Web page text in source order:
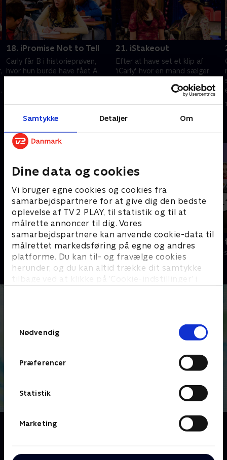
Samtykke Detaljer Om
Dine data og cookies
Vi bruger egne cookies og cookies fra
samarbejdspartnere for at give dig den bedste
oplevelse af TV 2 PLAY, til statistik og til at
målrette annoncer til dig. Vores
samarbejdspartnere kan anvende cookie-data til
målrettet markedsføring på egne og andres
platforme. Du kan til- og fravælge cookies
herunder, og du kan altid trække dit samtykke
tilbage ved at klikke på ’Cookie-indstillinger’ i
Nødvendig
Præferencer
Statistik
Marketing
18. iPromise Not to Tell
Carly får B i historieprøven,
hvor hun burde have fået A.
1. juli 2021 • 22 min
21. iStakeout
Efter at have set et klip af
'iCarly', hvor en mand sælger
detektiver gerne bruge Carly og
Spencers loft til overvågning.
1. juli 2021 • 22 min
Andre så også
Robssons (dansk tale)
Komedie • 1 sæsoner
Bert (dansk
Komedie • 1
Om iCarly